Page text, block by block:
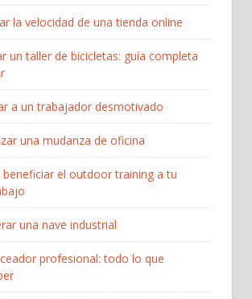
la velocidad de una tienda online
un taller de bicicletas: guía completa
a un trabajador desmotivado
una mudanza de oficina
el outdoor training a tu
una nave industrial
profesional: todo lo que